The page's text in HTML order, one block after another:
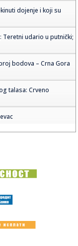
dojenje i koji su
Teretni udario u putnički;
bodova – Crna Gora
talasa: Crveno
sramne uvrede
izgubljeno"
ostao bez velike